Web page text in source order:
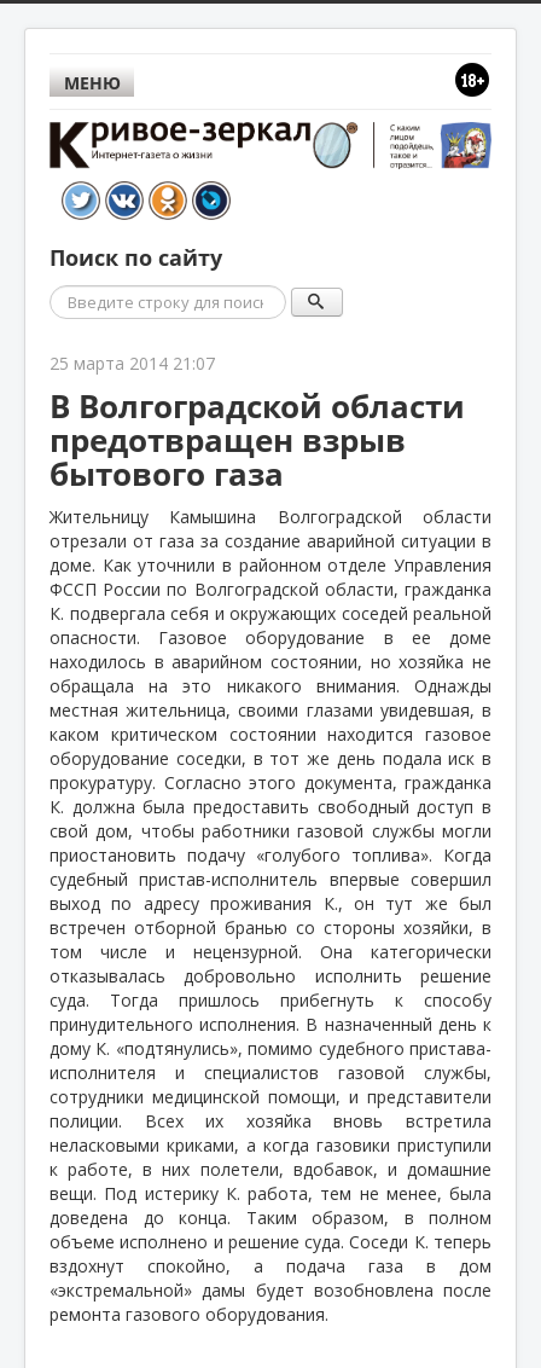
МЕНЮ
Поиск по сайту
Поиск
25 марта 2014 21:07
В Волгоградской области
предотвращен взрыв
бытового газа
Жительницу Камышина Волгоградской области
отрезали от газа за создание аварийной ситуации в
доме. Как уточнили в районном отделе Управления
ФССП России по Волгоградской области, гражданка
К. подвергала себя и окружающих соседей реальной
опасности. Газовое оборудование в ее доме
находилось в аварийном состоянии, но хозяйка не
обращала на это никакого внимания. Однажды
местная жительница, своими глазами увидевшая, в
каком критическом состоянии находится газовое
оборудование соседки, в тот же день подала иск в
прокуратуру. Согласно этого документа, гражданка
К. должна была предоставить свободный доступ в
свой дом, чтобы работники газовой службы могли
приостановить подачу «голубого топлива». Когда
судебный пристав-исполнитель впервые совершил
выход по адресу проживания К., он тут же был
встречен отборной бранью со стороны хозяйки, в
том числе и нецензурной. Она категорически
отказывалась добровольно исполнить решение
суда. Тогда пришлось прибегнуть к способу
принудительного исполнения. В назначенный день к
дому К. «подтянулись», помимо судебного пристава-
исполнителя и специалистов газовой службы,
сотрудники медицинской помощи, и представители
полиции. Всех их хозяйка вновь встретила
неласковыми криками, а когда газовики приступили
к работе, в них полетели, вдобавок, и домашние
вещи. Под истерику К. работа, тем не менее, была
доведена до конца. Таким образом, в полном
объеме исполнено и решение суда. Соседи К. теперь
вздохнут спокойно, а подача газа в дом
«экстремальной» дамы будет возобновлена после
ремонта газового оборудования.